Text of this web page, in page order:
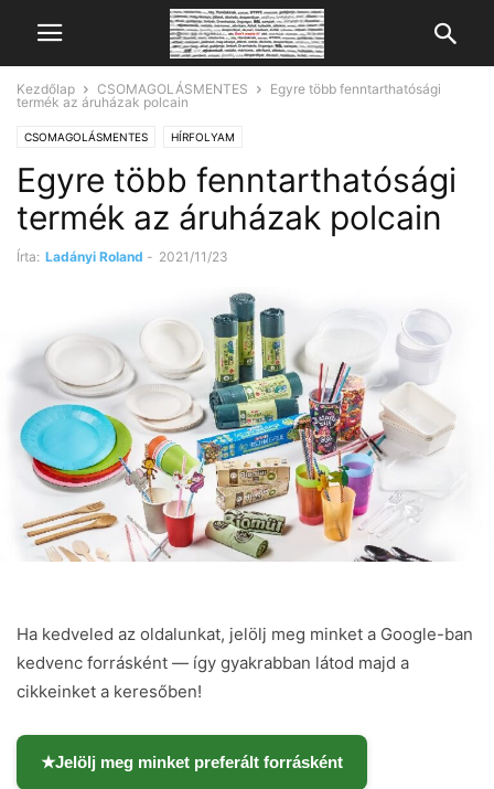
Kezdőlap CSOMAGOLÁSMENTES
Egyre több fenntarthatósági
termék az áruházak polcain
CSOMAGOLÁSMENTES HÍRFOLYAM
Egyre több fenntarthatósági
termék az áruházak polcain
Írta: Ladányi Roland - 2021/11/23
Ha kedveled az oldalunkat, jelölj meg minket a Google-ban
kedvenc forrásként — így gyakrabban látod majd a
cikkeinket a keresőben!
★Jelölj meg minket preferált forrásként